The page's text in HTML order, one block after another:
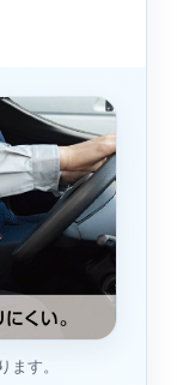
す。